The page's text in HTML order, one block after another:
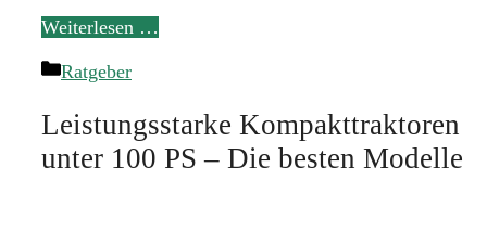
Weiterlesen …
Kategorien
Ratgeber
Leistungsstarke Kompakttraktoren
unter 100 PS – Die besten Modelle